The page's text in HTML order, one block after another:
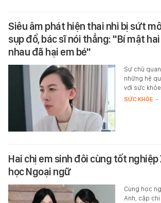
Siêu âm phát hiện thai nhi bị sứt
sụp đổ, bác sĩ nói thẳng: "Bí mật
nhau đã hại em bé"
Sự chủ
những hệ
với sức
SỨC KHỎE -
Hai chị em sinh đôi cùng tốt
học Ngoại ngữ
Cùng học
Anh, cặp